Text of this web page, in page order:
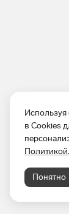
Используя
в Cookies
Политикой.
Понятно